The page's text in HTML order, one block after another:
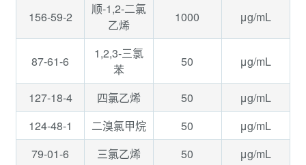
156-59-2
顺-1,2-二氯
乙烯
1000 μg/mL
87-61-6
1,2,3-三氯
苯
50 μg/mL
127-18-4 四氯乙烯 50
μg/mL
124-48-1
二溴氯甲烷 50
μg/mL
79-01-6
三氯乙烯 50 μg/mL